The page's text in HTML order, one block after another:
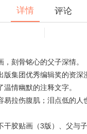
详情 评论
刻骨铭心的父子深情。
版集团优秀编辑奖的资深
情幽默的注释文字。
易拉伤腹肌；泪点低的人
干胶贴画（3版）、父与